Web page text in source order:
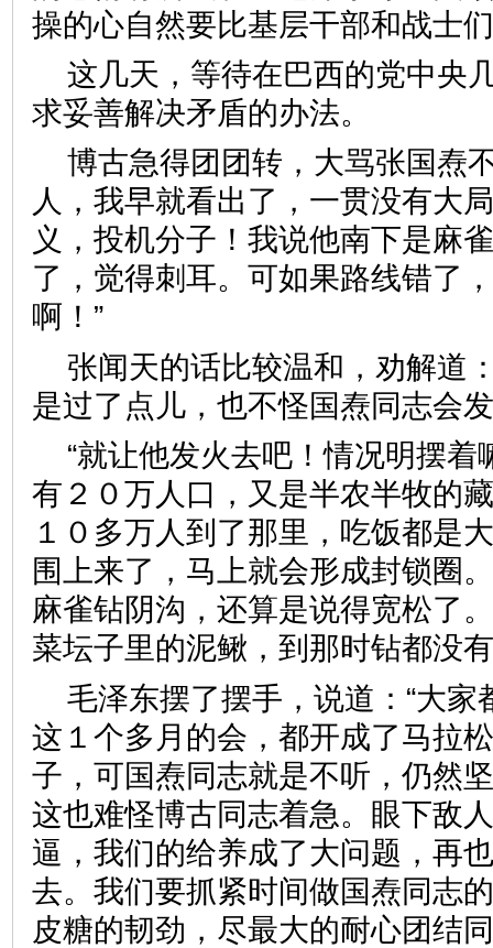
操的心自然要比基层干部和战士
这几天，等待在巴西的党中央
求妥善解决矛盾的办法。
博古急得团团转，大骂张国焘
人，我早就看出了，一贯没有大
义，投机分子！我说他南下是麻
了，觉得刺耳。可如果路线错了
啊！”
张闻天的话比较温和，劝解道
是过了点儿，也不怪国焘同志会
“就让他发火去吧！情况明摆
有２０万人口，又是半农半牧的
１０多万人到了那里，吃饭都是
围上来了，马上就会形成封锁圈
麻雀钻阴沟，还算是说得宽松了
菜坛子里的泥鳅，到那时钻都没
毛泽东摆了摆手，说道：“大家
这１个多月的会，都开成了马拉
子，可国焘同志就是不听，仍然
这也难怪博古同志着急。眼下敌
逼，我们的给养成了大问题，再
去。我们要抓紧时间做国焘同志
皮糖的韧劲，尽最大的耐心团结